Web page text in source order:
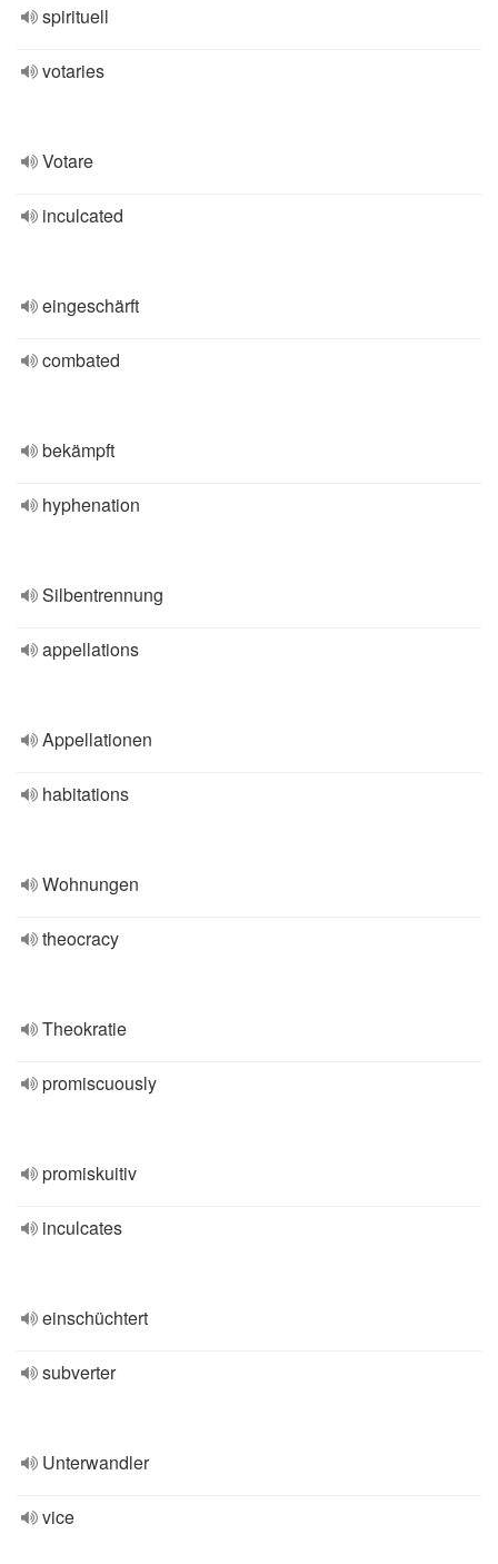
spirituell
votaries
Votare
inculcated
eingeschärft
combated
bekämpft
hyphenation
Silbentrennung
appellations
Appellationen
habitations
Wohnungen
theocracy
Theokratie
promiscuously
promiskuitiv
inculcates
einschüchtert
subverter
Unterwandler
vice